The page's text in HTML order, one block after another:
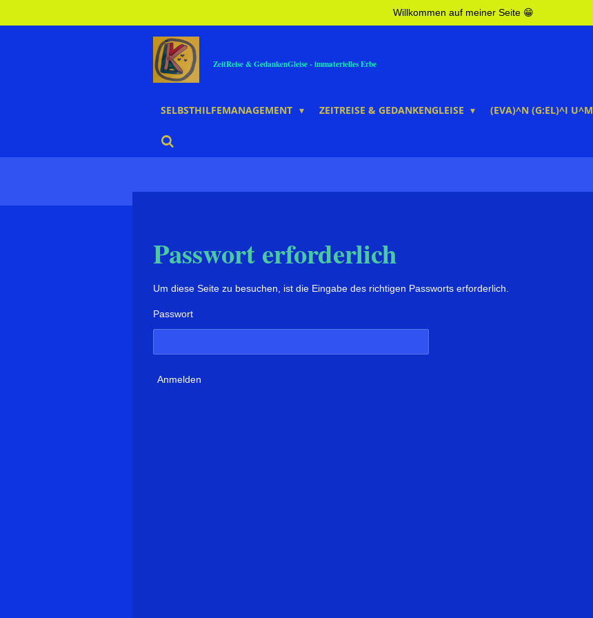
Willkommen auf meiner Seite 😁
ZeitReise & GedankenGleise - immaterielles Erbe
SELBSTHILFEMANAGEMENT ZEITREISE & GEDANKENGLEISE (EVA)^N (G:EL)^I U^M
Passwort erforderlich
Um diese Seite zu besuchen, ist die Eingabe des richtigen Passworts erforderlich.
Passwort
Anmelden